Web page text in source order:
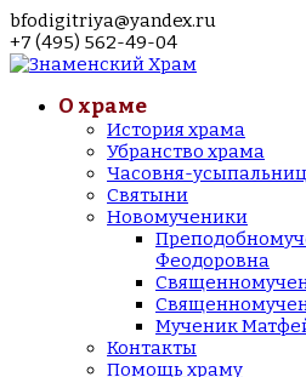
bfodigitriya@yandex.ru
+7 (495) 562-49-04
О храме
История храма
Убранство храма
Часовня-
Святыни
Новомученики
Феодоровна
Мученик
Контакты
Помощь храму